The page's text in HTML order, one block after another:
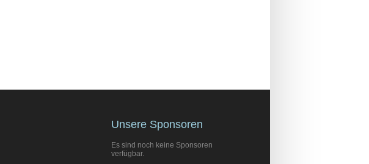
Unsere Sponsoren
Es sind noch keine Sponsoren
verfügbar.